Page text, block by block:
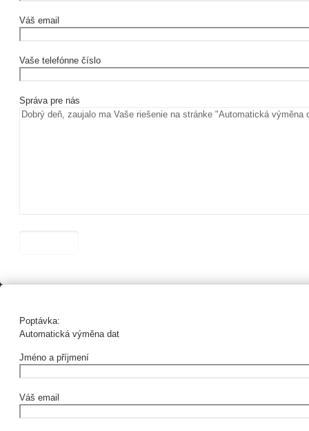
Váš email
Vaše telefónne číslo
Správa pre nás
Poptávka:
Automatická výměna dat
Jméno a příjmení
Váš email